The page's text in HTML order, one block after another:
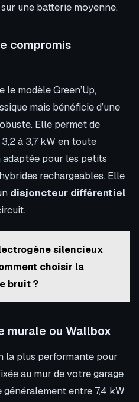
une batterie moyenne.
compromis
le modèle Green’Up,
mais bénéficie d’une
Elle permet de
à 3,7 kW en toute
adaptée pour les petits
rechargeables. Elle
disjoncteur différentiel
silencieux
choisir la
bruit ?
murale ou Wallbox
la plus performante pour
au mur de votre garage
entre 7,4 kW